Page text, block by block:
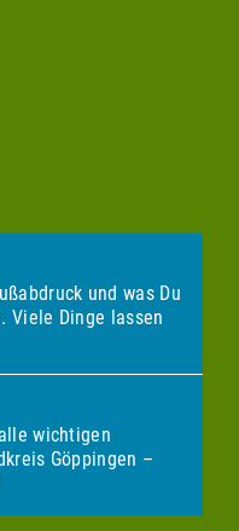
und was Du
Viele Dinge lassen
wichtigen
Göppingen –